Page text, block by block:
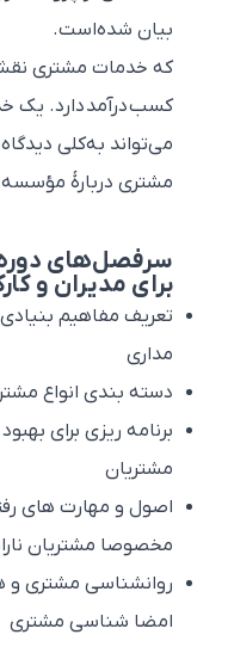
بیان شده‌است.
که خدمات مشتری نقش
کسب درآمد دارد. یک
می‌تواند به‌کلی دیدگاه
مشتری دربارهٔ مؤسسه را
سرفصل‌های دوره
برای مدیران و
تعریف مفاهیم بنیادی
مداری
دسته بندی انواع
برنامه ریزی برای بهبود
مشتریان
اصول و مهارت های رفتار
مخصوصا مشتریان ناراضی
روانشناسى مشتری و
امضا شناسی مشتری